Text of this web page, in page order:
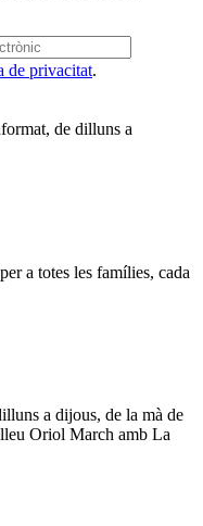
de privacitat.
de dilluns a
a totes les famílies, cada
a dijous, de la mà de
Oriol March amb La